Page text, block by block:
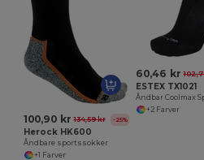
100,90 kr 134,59 kr -25%
Herock HK600
Åndbare sportssokker
+1 Farver
60,46 kr
ESTEX TX1021
+2 Farver